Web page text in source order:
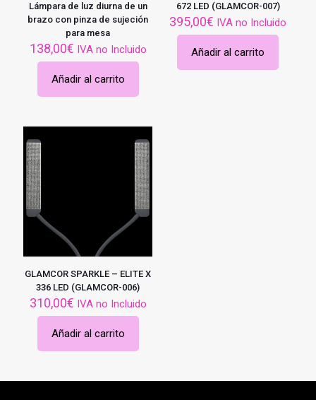
Lámpara de luz diurna de un
brazo con pinza de sujeción
para mesa
138,00€ IVA no Incluido
Añadir al carrito
672 LED (GLAMCOR-007)
395,00€ IVA no Incluido
Añadir al carrito
GLAMCOR SPARKLE – ELITE X
336 LED (GLAMCOR-006)
310,00€ IVA no Incluido
Añadir al carrito